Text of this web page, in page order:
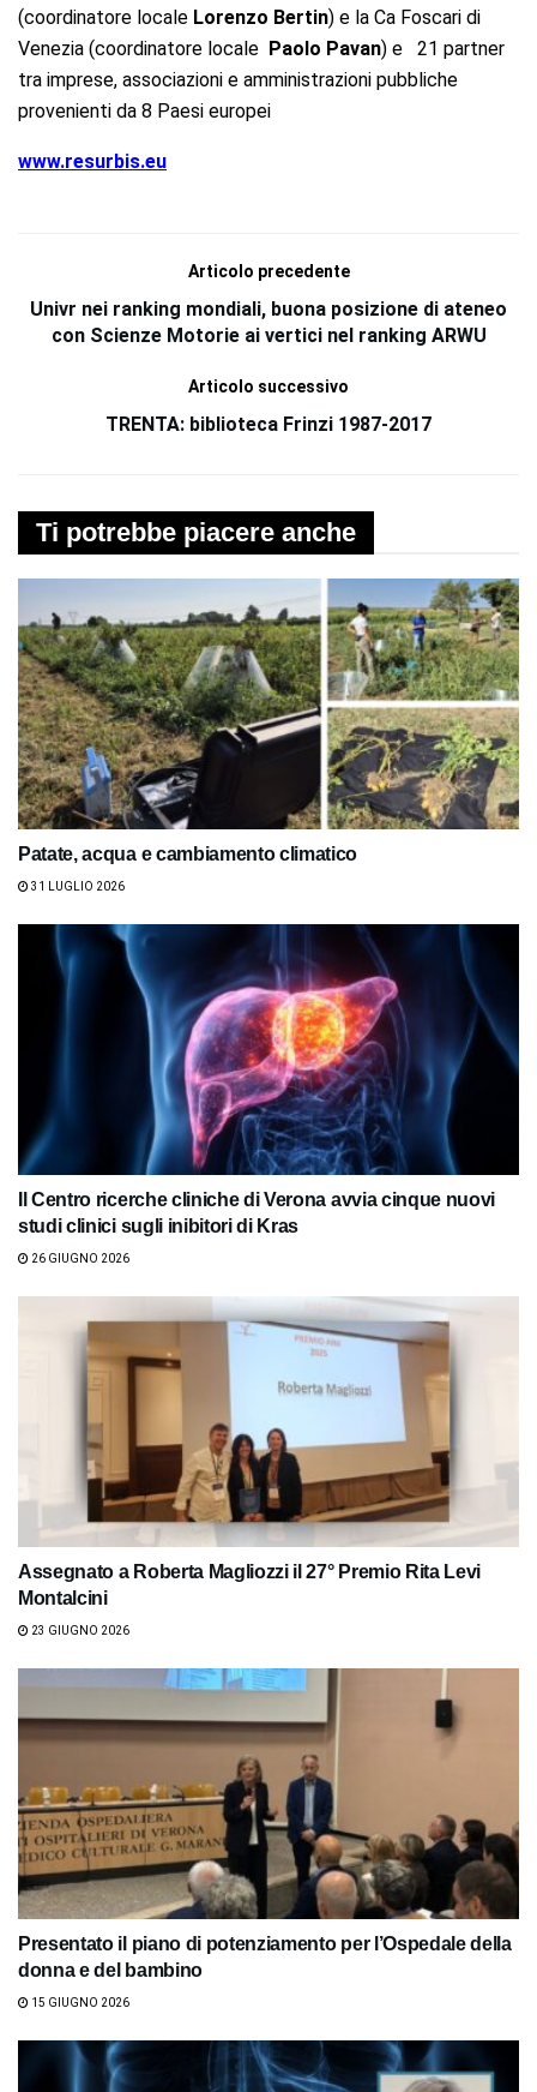
(coordinatore locale Lorenzo Bertin) e la Ca Foscari di
Venezia (coordinatore locale Paolo Pavan) e 21 partner
tra imprese, associazioni e amministrazioni pubbliche
provenienti da 8 Paesi europei
www.resurbis.eu
Articolo precedente
Univr nei ranking mondiali, buona posizione di ateneo
con Scienze Motorie ai vertici nel ranking ARWU
Articolo successivo
TRENTA: biblioteca Frinzi 1987-2017
Ti potrebbe piacere anche
Patate, acqua e cambiamento climatico
31 LUGLIO 2026
Il Centro ricerche cliniche di Verona avvia cinque nuovi
studi clinici sugli inibitori di Kras
26 GIUGNO 2026
Assegnato a Roberta Magliozzi il 27° Premio Rita Levi
Montalcini
23 GIUGNO 2026
Presentato il piano di potenziamento per l’Ospedale della
donna e del bambino
15 GIUGNO 2026